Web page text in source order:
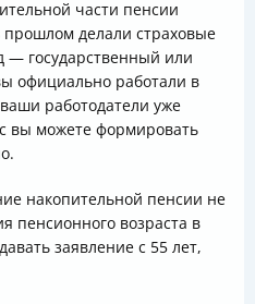
части пенсии
делали страховые
государственный или
официально работали в
работодатели уже
вы можете формировать
накопительной пенсии не
пенсионного возраста в
заявление с 55 лет,